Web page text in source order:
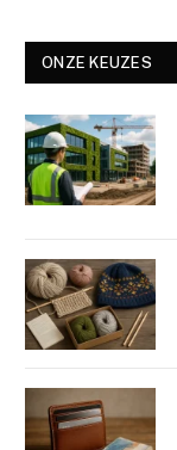
ONZE KEUZES